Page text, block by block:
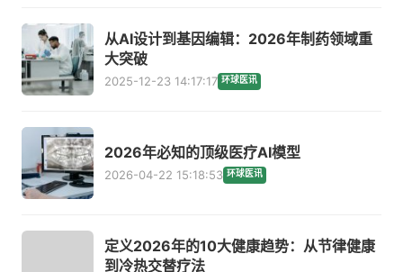
从AI设计到基因编辑：2026年制药领域重
大突破
2025-12-23 14:17:17 环球医讯
2026年必知的顶级医疗AI模型
2026-04-22 15:18:53 环球医讯
定义2026年的10大健康趋势：从节律健康
到冷热交替疗法